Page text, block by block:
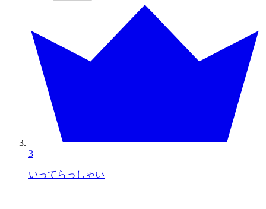
3
いってらっしゃい